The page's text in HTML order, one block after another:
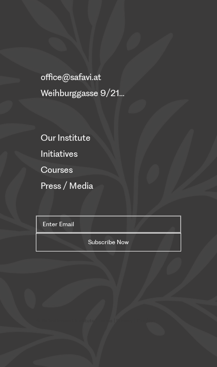
Our Institute
Initiatives
Courses
Press / Media
office@safavi.at
Weihburggasse 9/21, 1010 Vienna
Subscribe Now